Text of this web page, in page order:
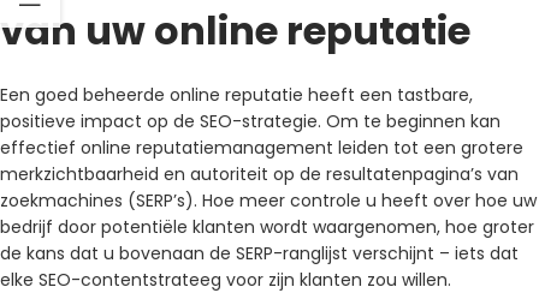
van uw online reputatie
Een goed beheerde online reputatie heeft een tastbare,
positieve impact op de SEO-strategie. Om te beginnen kan
effectief online reputatiemanagement leiden tot een grotere
merkzichtbaarheid en autoriteit op de resultatenpagina’s van
zoekmachines (SERP’s). Hoe meer controle u heeft over hoe uw
bedrijf door potentiële klanten wordt waargenomen, hoe groter
de kans dat u bovenaan de SERP-ranglijst verschijnt – iets dat
elke SEO-contentstrateeg voor zijn klanten zou willen.